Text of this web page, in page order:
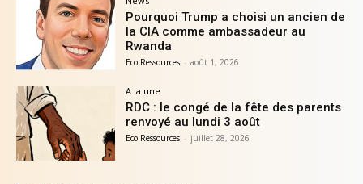
Pourquoi Trump a choisi un ancien de
la CIA comme ambassadeur au
Rwanda
Eco Ressources - août 1, 2026
A la une
RDC : le congé de la fête des parents
renvoyé au lundi 3 août
Eco Ressources - juillet 28, 2026